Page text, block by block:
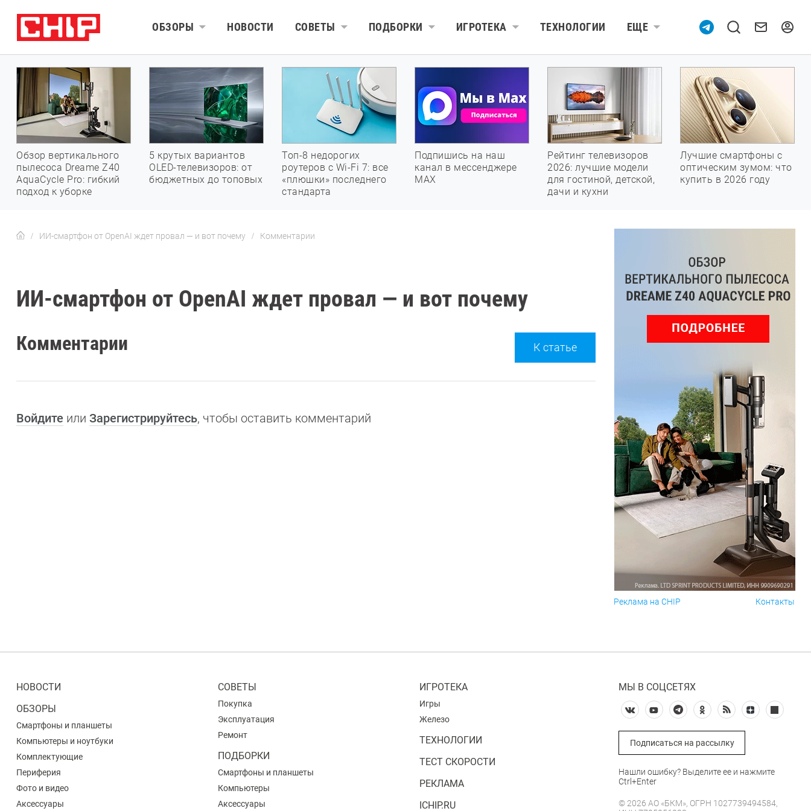
ОБЗОРЫ НОВОСТИ СОВЕТЫ ПОДБОРКИ ИГРОТЕКА ТЕХНОЛОГИИ ЕЩЕ
Обзор вертикального
пылесоса Dreame Z40
AquaCycle Pro: гибкий
подход к уборке
5 крутых вариантов
OLED-телевизоров: от
бюджетных до топовых
Топ-8 недорогих
роутеров с Wi-Fi 7: все
«плюшки» последнего
стандарта
Подпишись на наш
канал в мессенджере
МАХ
Рейтинг телевизоров
2026: лучшие модели
для гостиной, детской,
дачи и кухни
Лучшие смартфоны с
оптическим зумом: что
купить в 2026 году
ИИ-смартфон от OpenAI ждет провал — и вот почему Комментарии
ИИ-смартфон от OpenAI ждет провал — и вот почему
Комментарии К статье
Войдите или Зарегистрируйтесь, чтобы оставить комментарий
Реклама на CHIP Контакты
НОВОСТИ
ОБЗОРЫ
Смартфоны и планшеты
Компьютеры и ноутбуки
Комплектующие
Периферия
Фото и видео
Аксессуары
СОВЕТЫ
Покупка
Эксплуатация
Ремонт
ПОДБОРКИ
Смартфоны и планшеты
Компьютеры
Аксессуары
ИГРОТЕКА
Игры
Железо
ТЕХНОЛОГИИ
ТЕСТ СКОРОСТИ
РЕКЛАМА
ICHIP.RU
МЫ В СОЦСЕТЯХ
Подписаться на рассылку
Нашли ошибку? Выделите ее и нажмите
Ctrl+Enter
© 2026 АО «БКМ», ОГРН 1027739494584,